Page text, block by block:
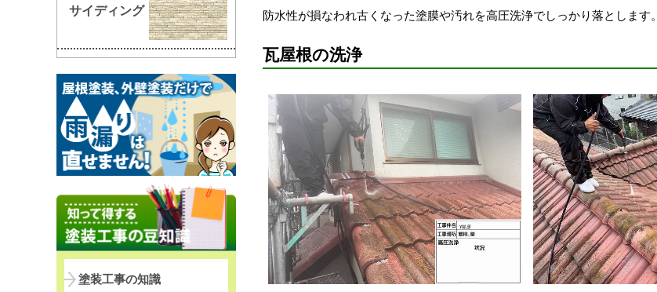
防水性が損なわれ古くなった塗膜や汚れを高圧洗浄でしっかり落とします。
瓦屋根の洗浄
サイディング
塗装工事の知識